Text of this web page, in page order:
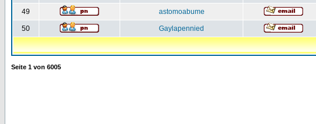
49 astomoabume
50 Gaylapennied
Seite 1 von 6005